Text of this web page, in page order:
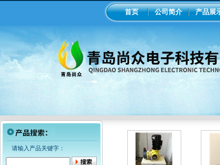
首页 公司简介 产品展
请输入产品关键字：